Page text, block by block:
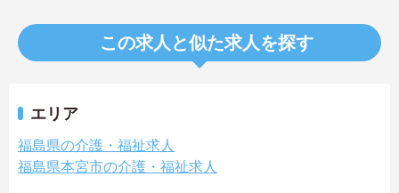
この求人と似た求人を探す
エリア
福島県の介護・福祉求人
福島県本宮市の介護・福祉求人